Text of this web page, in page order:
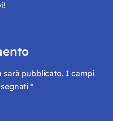
sarà pubblicato. I campi
*